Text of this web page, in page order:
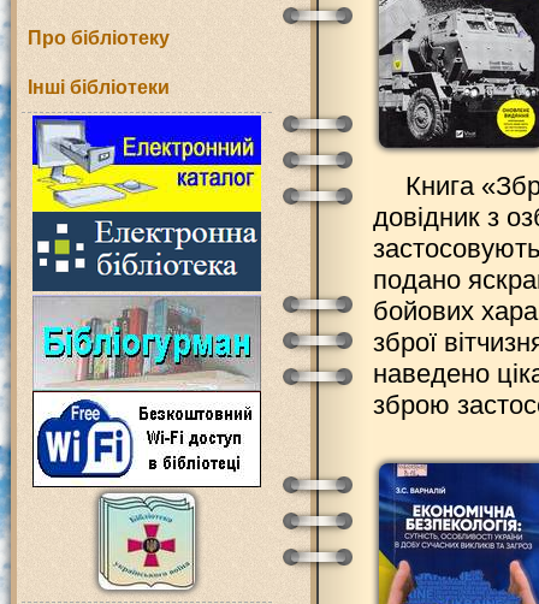
Про бібліотеку
Інші бібліотеки
Книга
довідник з
подано
бойових
зброї
наведено
зброю